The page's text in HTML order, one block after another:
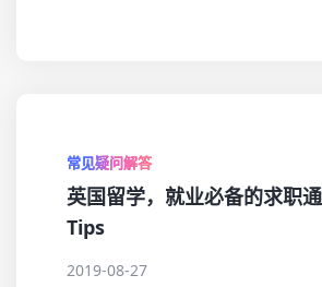
常见疑问解答
英国留学，就业必备的求职
Tips
2019-08-27